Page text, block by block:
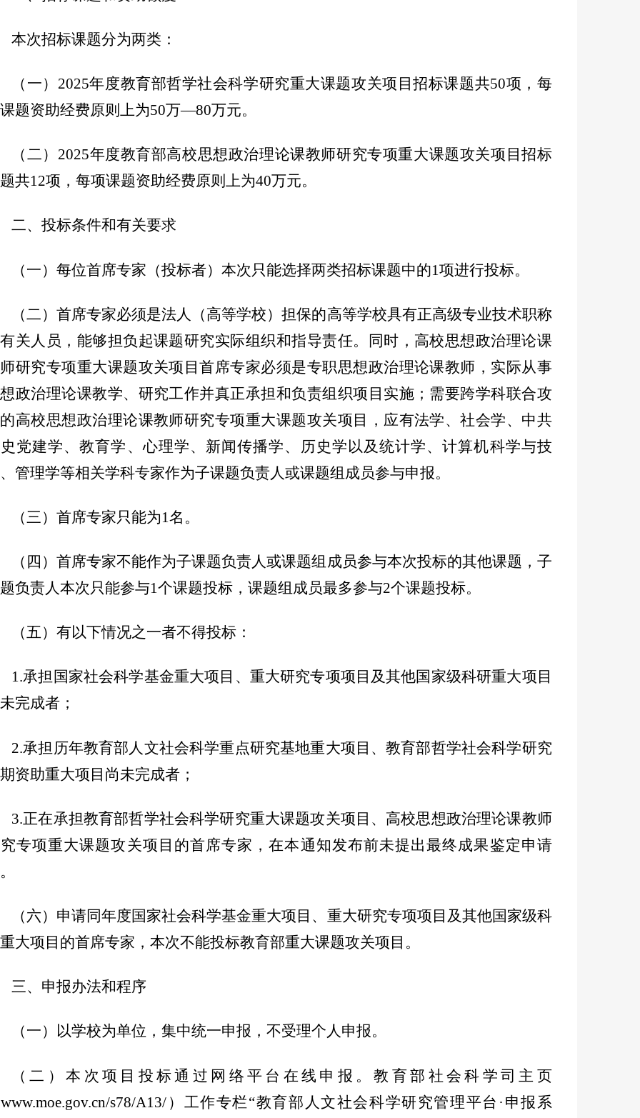
本次招标课题分为两类：
（一）2025年度教育部哲学社会科学研究重大课题攻关项目招标课题共50项，每
题资助经费原则上为50万—80万元。
（二）2025年度教育部高校思想政治理论课教师研究专项重大课题攻关项目招标
共12项，每项课题资助经费原则上为40万元。
二、投标条件和有关要求
（一）每位首席专家（投标者）本次只能选择两类招标课题中的1项进行投标。
（二）首席专家必须是法人（高等学校）担保的高等学校具有正高级专业技术职称
关人员，能够担负起课题研究实际组织和指导责任。同时，高校思想政治理论课
研究专项重大课题攻关项目首席专家必须是专职思想政治理论课教师，实际从事
政治理论课教学、研究工作并真正承担和负责组织项目实施；需要跨学科联合攻
高校思想政治理论课教师研究专项重大课题攻关项目，应有法学、社会学、中共
党建学、教育学、心理学、新闻传播学、历史学以及统计学、计算机科学与技
管理学等相关学科专家作为子课题负责人或课题组成员参与申报。
（三）首席专家只能为1名。
（四）首席专家不能作为子课题负责人或课题组成员参与本次投标的其他课题，子
负责人本次只能参与1个课题投标，课题组成员最多参与2个课题投标。
（五）有以下情况之一者不得投标：
1.承担国家社会科学基金重大项目、重大研究专项项目及其他国家级科研重大项目
完成者；
2.承担历年教育部人文社会科学重点研究基地重大项目、教育部哲学社会科学研究
资助重大项目尚未完成者；
3.正在承担教育部哲学社会科学研究重大课题攻关项目、高校思想政治理论课教师
专项重大课题攻关项目的首席专家，在本通知发布前未提出最终成果鉴定申请
（六）申请同年度国家社会科学基金重大项目、重大研究专项项目及其他国家级科
大项目的首席专家，本次不能投标教育部重大课题攻关项目。
三、申报办法和程序
（一）以学校为单位，集中统一申报，不受理个人申报。
（二）本次项目投标通过网络平台在线申报。教育部社会科学司主页
s78/A13/）工作专栏“教育部人文社会科学研究管理平台·申报系